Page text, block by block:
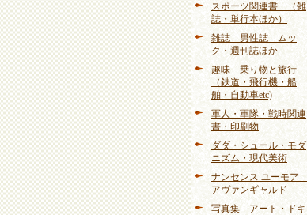
スポーツ関連書 （雑
誌・単行本ほか）
雑誌 男性誌 ムッ
ク・週刊誌ほか
趣味 乗り物と旅行
（鉄道・飛行機・船
舶・自動車etc)
軍人・軍隊・戦時関連
書・印刷物
ダダ・シュール・モダ
ニズム・現代美術
ナンセンス ユーモア
アヴァンギャルド
写真集 アート・ドキ